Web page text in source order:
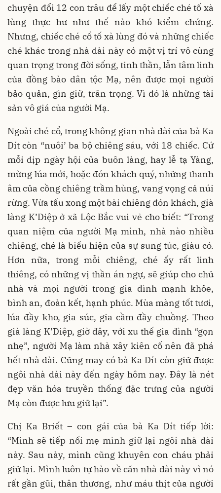
chuyện đổi 12 con trâu để lấy một chiếc ché tố xà
lùng thực hư như thế nào khó kiểm chứng.
Nhưng, chiếc ché cổ tố xà lùng đó và những chiếc
ché khác trong nhà dài này có một vị trí vô cùng
quan trọng trong đời sống, tinh thần, lẫn tâm linh
của đồng bào dân tộc Mạ, nên được mọi người
bảo quản, gìn giữ, trân trọng. Vì đó là những tài
sản vô giá của người Mạ.
Ngoài ché cổ, trong không gian nhà dài của bà Ka
Dít còn “nuôi’ ba bộ chiêng sáu, với 18 chiếc. Cứ
mỗi dịp ngày hội của buôn làng, hay lễ tạ Yàng,
mừng lúa mới, hoặc đón khách quý, những thanh
âm của cồng chiêng trầm hùng, vang vọng cả núi
rừng. Vừa tấu xong một bài chiêng đón khách, già
làng K’Diệp ở xã Lộc Bắc vui vẻ cho biết: “Trong
quan niệm của người Mạ mình, nhà nào nhiều
chiêng, ché là biểu hiện của sự sung túc, giàu có.
Hơn nữa, trong mỗi chiêng, ché ấy rất linh
thiêng, có những vị thần án ngự, sẽ giúp cho chủ
nhà và mọi người trong gia đình mạnh khỏe,
bình an, đoàn kết, hạnh phúc. Mùa màng tốt tươi,
lúa đầy kho, gia súc, gia cầm đầy chuồng. Theo
già làng K’Diệp, giờ đây, với xu thế gia đình “gọn
nhẹ”, người Mạ làm nhà xây kiên cố nên đã phá
hết nhà dài. Cũng may có bà Ka Dít còn giữ được
ngôi nhà dài này đến ngày hôm nay. Đây là nét
đẹp văn hóa truyền thống đặc trưng của người
Mạ còn được lưu giữ lại”.
Chị Ka Briết – con gái của bà Ka Dít tiếp lời:
“Mình sẽ tiếp nối mẹ mình giữ lại ngôi nhà dài
này. Sau này, mình cũng khuyên con cháu phải
giữ lại. Mình luôn tự hào về căn nhà dài này vì nó
rất gần gũi, thân thương, như máu thịt của người